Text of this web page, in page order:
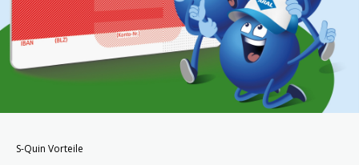
S-Quin Vorteile